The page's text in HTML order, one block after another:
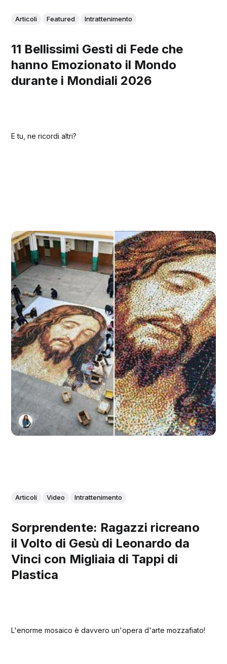
Articoli Featured Intrattenimento
11 Bellissimi Gesti di Fede che
hanno Emozionato il Mondo
durante i Mondiali 2026
E tu, ne ricordi altri?
Articoli Video Intrattenimento
Sorprendente: Ragazzi ricreano
il Volto di Gesù di Leonardo da
Vinci con Migliaia di Tappi di
Plastica
L'enorme mosaico è davvero un'opera d'arte mozzafiato!